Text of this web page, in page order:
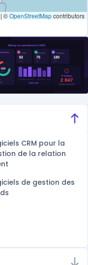
| ©OpenStreetMapcontributors
CRM pour la
de la relation
de gestion des